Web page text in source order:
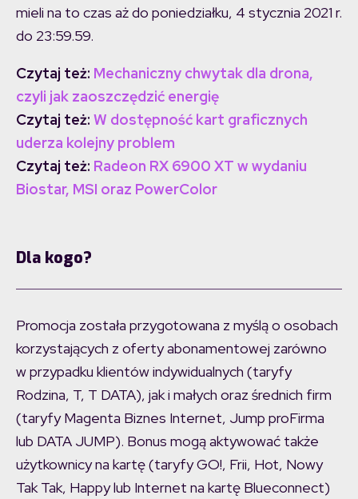
mieli na to czas aż do poniedziałku, 4 stycznia 2021 r.
do 23:59.59.
Czytaj też: Mechaniczny chwytak dla drona,
czyli jak zaoszczędzić energię
Czytaj też: W dostępność kart graficznych
uderza kolejny problem
Czytaj też: Radeon RX 6900 XT w wydaniu
Biostar, MSI oraz PowerColor
Dla kogo?
Promocja została przygotowana z myślą o osobach
korzystających z oferty abonamentowej zarówno
w przypadku klientów indywidualnych (taryfy
Rodzina, T, T DATA), jak i małych oraz średnich firm
(taryfy Magenta Biznes Internet, Jump proFirma
lub DATA JUMP). Bonus mogą aktywować także
użytkownicy na kartę (taryfy GO!, Frii, Hot, Nowy
Tak Tak, Happy lub Internet na kartę Blueconnect)